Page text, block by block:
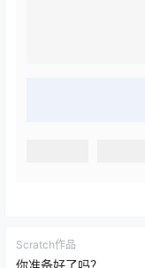
Scratch作品